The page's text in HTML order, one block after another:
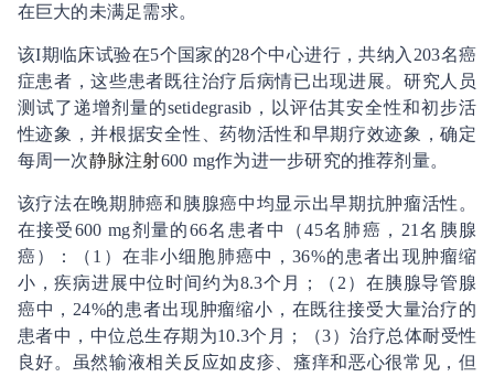
在巨大的未满足需求。
该I期临床试验在5个国家的28个中心进行，共纳入203名癌
症患者，这些患者既往治疗后病情已出现进展。研究人员
测试了递增剂量的setidegrasib，以评估其安全性和初步活
性迹象，并根据安全性、药物活性和早期疗效迹象，确定
每周一次静脉注射600 mg作为进一步研究的推荐剂量。
该疗法在晚期肺癌和胰腺癌中均显示出早期抗肿瘤活性。
在接受600 mg剂量的66名患者中（45名肺癌，21名胰腺
癌）：（1）在非小细胞肺癌中，36%的患者出现肿瘤缩
小，疾病进展中位时间约为8.3个月；（2）在胰腺导管腺
癌中，24%的患者出现肿瘤缩小，在既往接受大量治疗的
患者中，中位总生存期为10.3个月；（3）治疗总体耐受性
良好。虽然输液相关反应如皮疹、瘙痒和恶心很常见，但